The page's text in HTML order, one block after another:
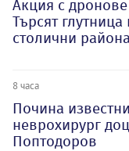
Акция с
Търсят глутница
столични района
8 часа
Почина
неврохирург
Поптодоров